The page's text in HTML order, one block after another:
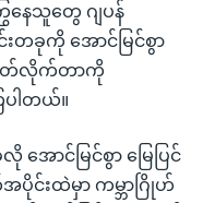
နေသူတွေ ဂျပန်
ခုကို အောင်မြင်စွာ
န်လွှတ်လိုက်တာကို
ပါတယ်။
အောင်မြင်စွာ မြေပြင်
ပိုင်းထဲမှာ ကမ္ဘာဂြိုဟ်